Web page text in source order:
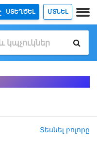
ՍՏԵՂԾԵԼ ՄՏՆԵԼ
Տեսնել բոլորը